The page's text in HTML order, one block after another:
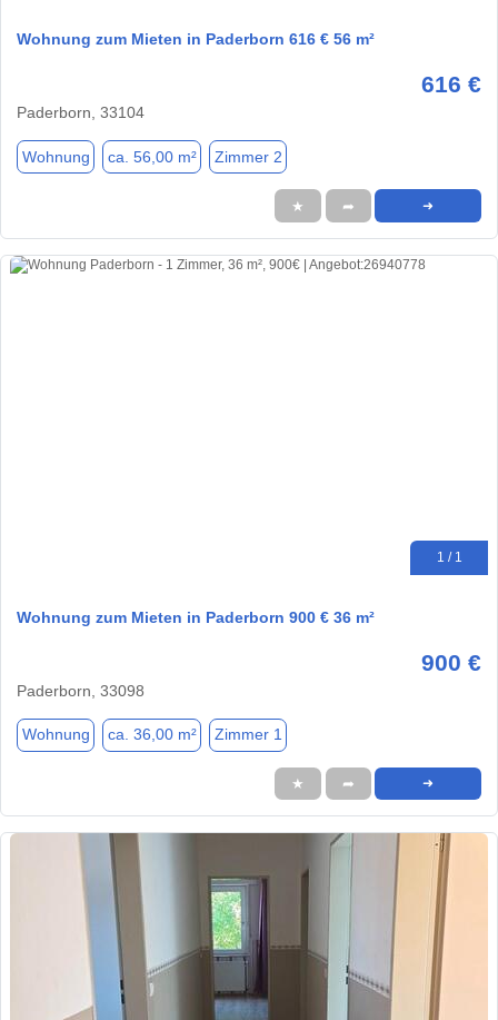
Wohnung zum Mieten in Paderborn 616 € 56 m²
616 €
Paderborn, 33104
Wohnung ca. 56,00 m² Zimmer 2
★ ➦ ➜
1 / 1
Wohnung zum Mieten in Paderborn 900 € 36 m²
900 €
Paderborn, 33098
Wohnung ca. 36,00 m² Zimmer 1
★ ➦ ➜